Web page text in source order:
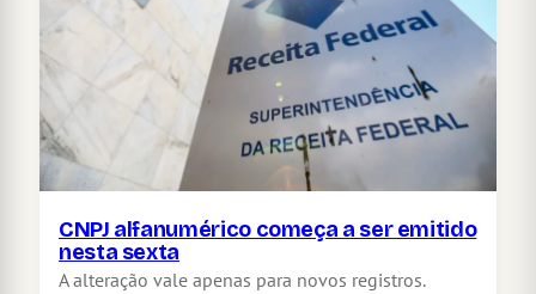
CNPJ alfanumérico começa a ser emitido
nesta sexta
A alteração vale apenas para novos registros.